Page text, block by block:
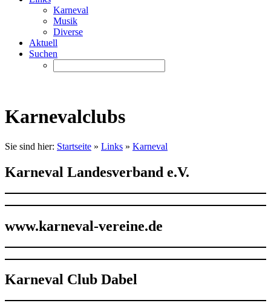
Karneval
Musik
Diverse
Aktuell
Suchen
Karnevalclubs
Sie sind hier: Startseite » Links » Karneval
Karneval Landesverband e.V.
www.karneval-vereine.de
Karneval Club Dabel